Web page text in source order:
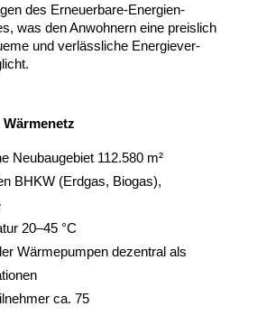
des Erneuerbare-​Energien-​
was den Anwohnern eine preislich
und verläss­liche Ener­gie­ver­
Neubau­gebiet 112.580 m²
BHKW (Erdgas, Biogas),
20–45 °C
Wärme­pumpen dezentral als
ca.75